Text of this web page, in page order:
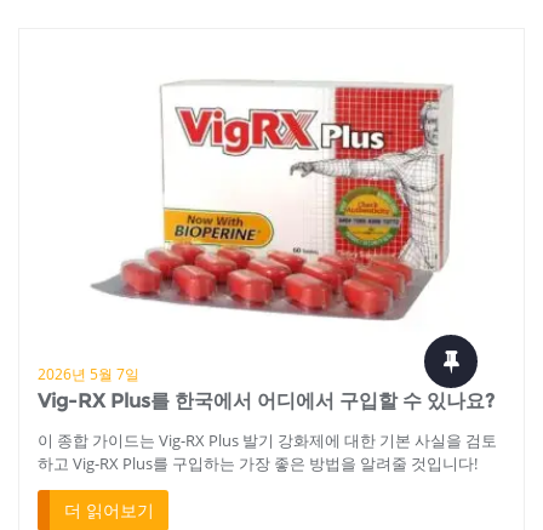
2026년 5월 7일
Vig-RX Plus를 한국에서 어디에서 구입할 수 있나요?
이 종합 가이드는 Vig-RX Plus 발기 강화제에 대한 기본 사실을 검토
하고 Vig-RX Plus를 구입하는 가장 좋은 방법을 알려줄 것입니다!
더 읽어보기